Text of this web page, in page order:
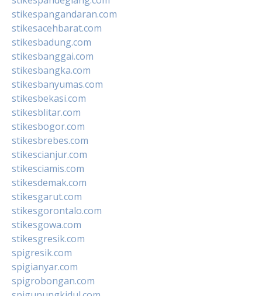
stikespangandaran.com
stikesacehbarat.com
stikesbadung.com
stikesbanggai.com
stikesbangka.com
stikesbanyumas.com
stikesbekasi.com
stikesblitar.com
stikesbogor.com
stikesbrebes.com
stikescianjur.com
stikesciamis.com
stikesdemak.com
stikesgarut.com
stikesgorontalo.com
stikesgowa.com
stikesgresik.com
spigresik.com
spigianyar.com
spigrobongan.com